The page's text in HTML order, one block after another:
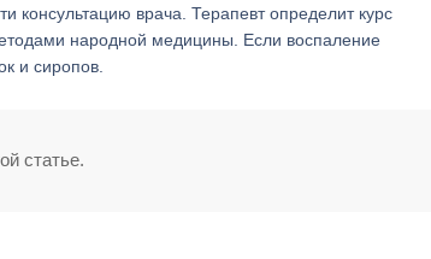
консультацию врача. Терапевт определит курс
народной медицины. Если воспаление
и сиропов.
статье.